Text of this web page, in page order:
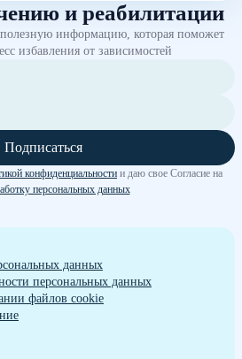
и реабилитации
информацию, которая поможет
избавления от зависимостей
Подписаться
конфиденциальности и даю свое Согласие на
персональных данных
данных
персональных данных
файлов cookie